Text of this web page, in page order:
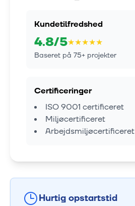
Kundetilfredshed
4.8/5★★★★★
Baseret på 75+ projekter
Certificeringer
ISO 9001 certificeret
Miljøcertificeret
Arbejdsmiljøcertificeret
Hurtig opstartstid